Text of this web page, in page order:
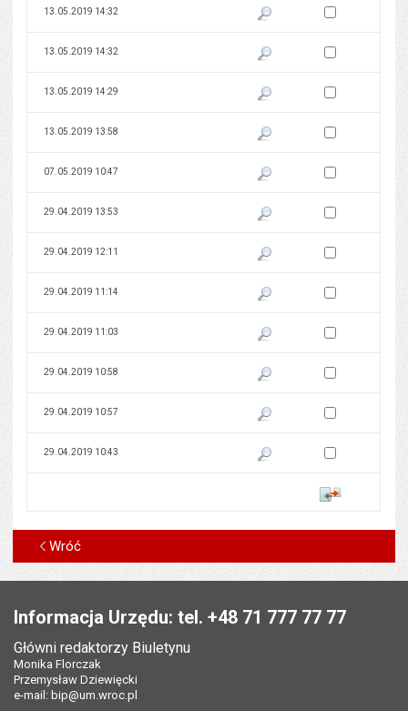
13.05.2019 14:32 Pokaż podgląd wersji z dnia
Zaznacz wersję do
13.05.2019 14:32 Pokaż podgląd wersji z dnia
Zaznacz wersję do
13.05.2019 14:29 Pokaż podgląd wersji z dnia
Zaznacz wersję do
13.05.2019 13:58 Pokaż podgląd wersji z dnia
Zaznacz wersję do
07.05.2019 10:47 Pokaż podgląd wersji z dnia
Zaznacz wersję do
29.04.2019 13:53 Pokaż podgląd wersji z dnia
Zaznacz wersję do
29.04.2019 12:11 Pokaż podgląd wersji z dnia
Zaznacz wersję do
29.04.2019 11:14 Pokaż podgląd wersji z dnia
Zaznacz wersję do
29.04.2019 11:03 Pokaż podgląd wersji z dnia
Zaznacz wersję do
29.04.2019 10:58 Pokaż podgląd wersji z dnia
Zaznacz wersję do
29.04.2019 10:57 Pokaż podgląd wersji z dnia
Zaznacz wersję do
29.04.2019 10:43 Pokaż podgląd wersji z dnia
Zaznacz wersję do
Porównaj
Wróć
Informacja Urzędu: tel. +48 71 777 77 77
Główni redaktorzy Biuletynu
Monika Florczak
Przemysław Dziewięcki
e-mail: bip@um.wroc.pl